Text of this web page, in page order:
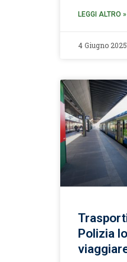
LEGGI ALTRO »
4 Giugno 2025
Polizia